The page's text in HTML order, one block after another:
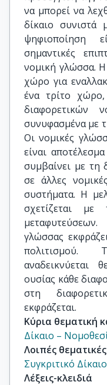
να μπορεί να
δίκαιο
ψηφιοποίηση
σημαντικές
νομική γλώσσα. Η
χώρο για
ένα τρίτο
διαφορετικών
συνυφασμένα με
Οι νομικές
είναι
συμβαίνει με τη
σε άλλες
συστήματα. Η
σχετίζεται
γλώσσας
πολιτισμού.
αναδεικνύεται
ουσίας κάθε
στη
εκφράζεται.
Κύρια θεματική
Δίκαιο –
Λοιπές
Συγκριτικό Δίκαιο
Λέξεις-κλειδιά